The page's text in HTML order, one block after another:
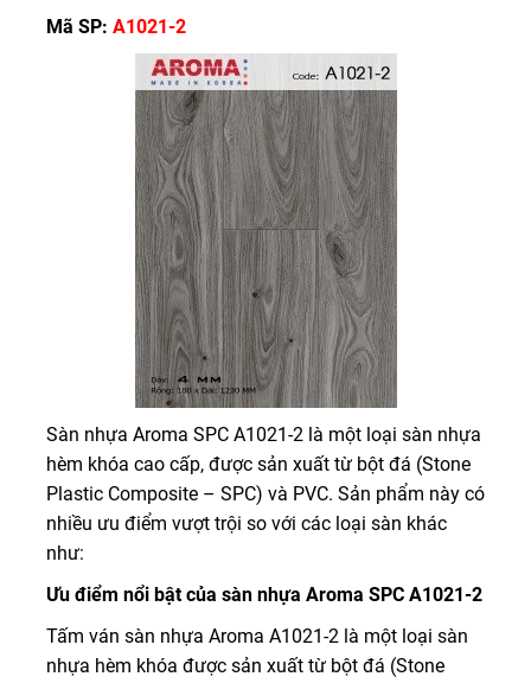
Mã SP: A1021-2
Sàn nhựa Aroma SPC A1021-2 là một loại sàn nhựa
hèm khóa cao cấp, được sản xuất từ bột đá (Stone
Plastic Composite – SPC) và PVC. Sản phẩm này có
nhiều ưu điểm vượt trội so với các loại sàn khác
như:
Ưu điểm nổi bật của sàn nhựa Aroma SPC A1021-2
Tấm ván sàn nhựa Aroma A1021-2 là một loại sàn
nhựa hèm khóa được sản xuất từ bột đá (Stone